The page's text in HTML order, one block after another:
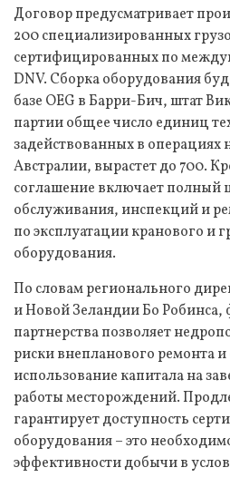
Договор предусматривает
200 специализированных
сертифицированных по
DNV. Сборка оборудования
базе OEG в Барри-Бич, штат
партии общее число единиц
задействованных в
Австралии, вырастет до 700.
соглашение включает полный
обслуживания, инспекций и
по эксплуатации кранового и
оборудования.
По словам регионального
и Новой Зеландии Бо Робинса,
партнерства позволяет
риски внепланового ремонта
использование капитала на
работы месторождений.
гарантирует доступность
оборудования – это
эффективности добычи в